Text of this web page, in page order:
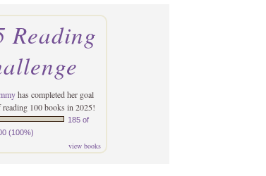
Reading
has completed her goal
reading 100 books in 2025!
185 of
(100%)
view books